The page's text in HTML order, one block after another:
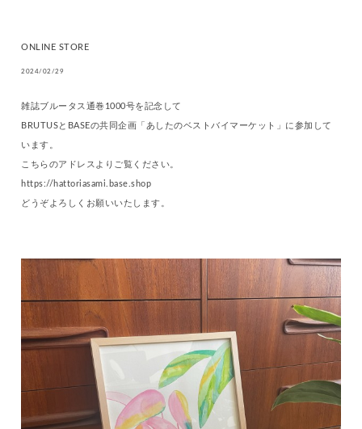
ONLINE STORE
2024/02/29
雑誌ブルータス通巻1000号を記念して
BRUTUSとBASEの共同企画「あしたのベストバイマーケット」に参加して
います。
こちらのアドレスよりご覧ください。
https://hattoriasami.base.shop
どうぞよろしくお願いいたします。